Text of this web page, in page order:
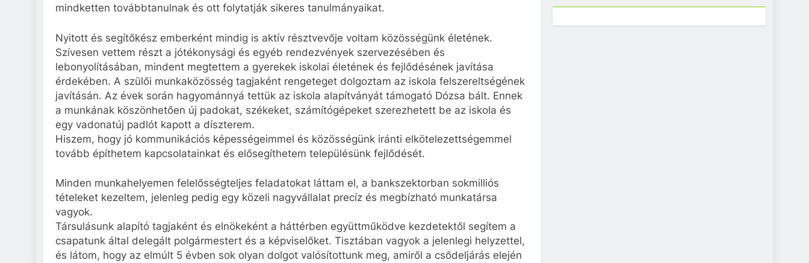
mindketten továbbtanulnak és ott folytatják sikeres tanulmányaikat.
Nyitott és segítőkész emberként mindig is aktív résztvevője voltam közösségünk életének.
Szívesen vettem részt a jótékonysági és egyéb rendezvények szervezésében és
lebonyolításában, mindent megtettem a gyerekek iskolai életének és fejlődésének javítása
érdekében. A szülői munkaközösség tagjaként rengeteget dolgoztam az iskola felszereltségének
javításán. Az évek során hagyománnyá tettük az iskola alapítványát támogató Dózsa bált. Ennek
a munkának köszönhetően új padokat, székeket, számítógépeket szerezhetett be az iskola és
egy vadonatúj padlót kapott a díszterem.
Hiszem, hogy jó kommunikációs képességeimmel és közösségünk iránti elkötelezettségemmel
tovább építhetem kapcsolatainkat és elősegíthetem településünk fejlődését.
Minden munkahelyemen felelősségteljes feladatokat láttam el, a bankszektorban sokmilliós
tételeket kezeltem, jelenleg pedig egy közeli nagyvállalat precíz és megbízható munkatársa
vagyok.
Társulásunk alapító tagjaként és elnökeként a háttérben együttműködve kezdetektől segítem a
csapatunk által delegált polgármestert és a képviselőket. Tisztában vagyok a jelenlegi helyzettel,
és látom, hogy az elmúlt 5 évben sok olyan dolgot valósítottunk meg, amiről a csődeljárás elején